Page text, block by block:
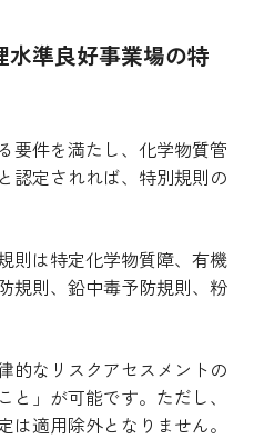
準良好事業場の特
要件を満たし、化学物質管
認定されれば、特別規則の
則は特定化学物質障、有機
規則、鉛中毒予防規則、粉
的なリスクアセスメントの
」が可能です。ただし、
適用除外となりません。